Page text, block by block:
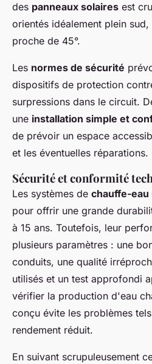
des panneaux solaires est
orientés idéalement plein
proche de 45°.
Les normes de sécurité
dispositifs de protection
surpressions dans le circuit.
une installation simple et
de prévoir un espace
et les éventuelles réparations.
Sécurité et conformité
Les systèmes de chauffe-eau
pour offrir une grande
à 15 ans. Toutefois, leur
plusieurs paramètres : une
conduits, une qualité
utilisés et un test approfondi
vérifier la production d'eau
conçu évite les problèmes
rendement réduit.
En suivant scrupuleusement